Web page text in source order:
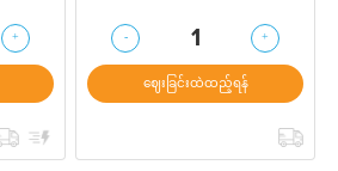
+
- 1
+
ဈေးခြင်းထဲထည့်ရန်